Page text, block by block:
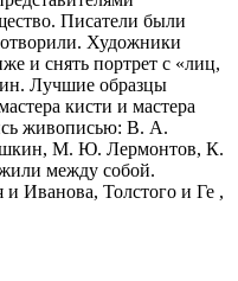
Писатели были
Художники
и снять портрет с «лиц,
Лучшие образцы
кисти и мастера
живописью: В. А.
М. Ю. Лермонтов, К.
между собой.
Иванова, Толстого и Ге ,